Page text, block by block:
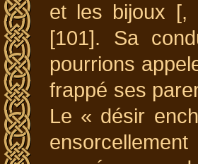
et les bijoux [,
[101]. Sa
pourrions
frappé ses
Le « désir